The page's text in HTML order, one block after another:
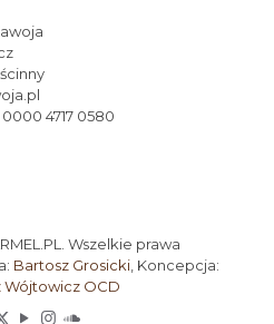
0000 4717 0580
Wszelkie prawa
Bartosz Grosicki, Koncepcja:
Wójtowicz OCD